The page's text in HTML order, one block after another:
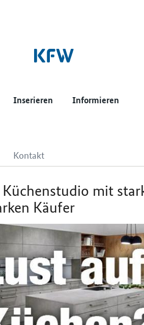
Inserieren Informieren
Kontakt
mit
Käufer